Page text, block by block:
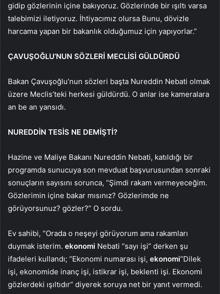
gidip gözlerinin içine bakıyoruz. Gözlerinde bir ışıltı varsa
talebimizi iletiyoruz. İhtiyacımız olursa Bunu, dövizle
harcama yapan bir bakanlık olduğumuz için yapıyorlar.”
ÇAVUŞOĞLU’NUN SÖZLERİ MECLİSİ GÜLDÜRDÜ
Bakan Çavuşoğlu’nun sözleri başta Nureddin Nebati olmak
üzere Meclis’teki herkesi güldürdü. O anlar ise kameralara
an be an yansıdı.
NUREDDİN TESİS NE DEMİŞTİ?
Hazine ve Maliye Bakanı Nureddin Nebati, katıldığı bir
programda sunucuya son mevduat başvurusundan sonraki
sonuçların sayısını sorunca, “Şimdi rakam vermeyeceğim.
Gözlerimin içine bakar mısınız? Gözlerimde ne
görüyorsunuz? gözler?” O sordu.
Ev sahibi, “Orada o neşeyi görüyorum ama rakamları
duymak isterim. ekonomi Nebati “sayı işi” derken şu
ifadeleri kullandı; “Ekonomi numarası işi, ekonomi“Dilek
işi, ekonomide inanç işi, istikrar işi, beklenti işi. Ekonomi
gözlerdeki ışıltıdır” diyerek soruya net bir yanıt vermedi.